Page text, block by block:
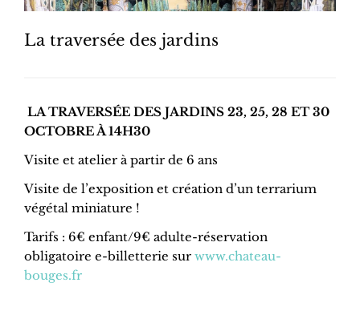
La traversée des jardins
LA TRAVERSÉE DES JARDINS 23, 25, 28 ET 30
OCTOBRE À 14H30
Visite et atelier à partir de 6 ans
Visite de l’exposition et création d’un terrarium
végétal miniature !
Tarifs : 6€ enfant/9€ adulte-réservation
obligatoire e-billetterie sur www.chateau-
bouges.fr